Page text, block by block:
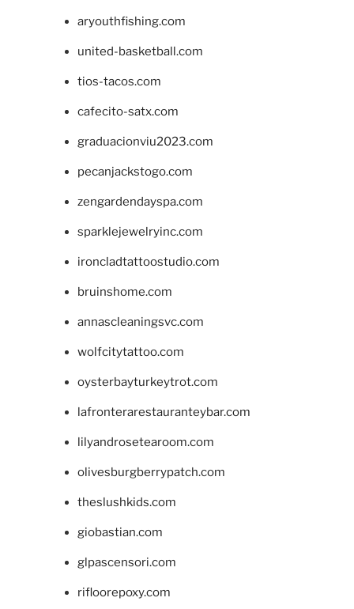
aryouthfishing.com
united-basketball.com
tios-tacos.com
cafecito-satx.com
graduacionviu2023.com
pecanjackstogo.com
zengardendayspa.com
sparklejewelryinc.com
ironcladtattoostudio.com
bruinshome.com
annascleaningsvc.com
wolfcitytattoo.com
oysterbayturkeytrot.com
lafronterarestauranteybar.com
lilyandrosetearoom.com
olivesburgberrypatch.com
theslushkids.com
giobastian.com
glpascensori.com
rifloorepoxy.com